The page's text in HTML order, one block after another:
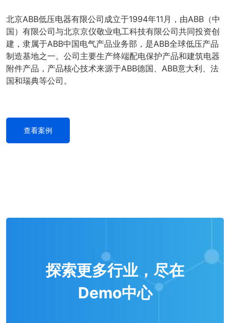
北京ABB低压电器有限公司成立于1994年11月，由ABB（中
国）有限公司与北京京仪敬业电工科技有限公司共同投资创
建，隶属于ABB中国电气产品业务部，是ABB全球低压产品
制造基地之一。公司主要生产终端配电保护产品和建筑电器
附件产品，产品核心技术来源于ABB德国、ABB意大利、法
国和瑞典等公司。
查看案例
探索更多行业，尽在
Demo中心